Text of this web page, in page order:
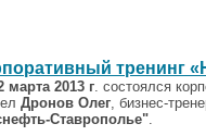
тренинг
марта 2013 г. состоялся
Дронов Олег, бизнес-
Ставрополье".